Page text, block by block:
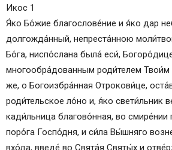
Кондак 6
Кондак 7
Икос 8
Кондак 9
Икос 1
Я́ко Бо́­жие благослове́ние и я́ко дар
долгожда́нный, непреста́нною
Бо́­га, ниспо́слана была́ еси́,
многообра́дованным роди́телем
же, о Бо­го­из­бра́н­ная От­ро­ко­ви́­це,
роди́тельское ло́но и, я́ко свети́льник
кади́льница благово́нная, во смире́нии
поро́га Гос­по́д­ня, и си́­ла Вы́ш­ня­го
вхо́да, введе́ во Свя­та́я Свя­ты́х и